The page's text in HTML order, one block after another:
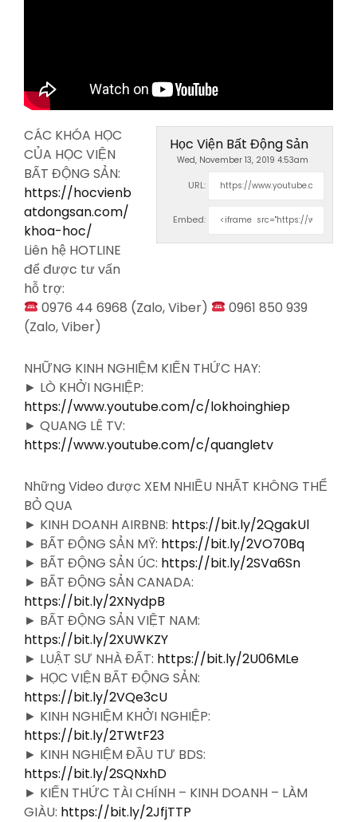
Học Viện Bất Động Sản
Wed, November 13, 2019 4:53am
URL:
Embed:
CÁC KHÓA HỌC
CỦA HỌC VIỆN
BẤT ĐỘNG SẢN:
https://hocvienb
atdongsan.com/
khoa-hoc/
Liên hệ HOTLINE
để được tư vấn
hỗ trợ:
0976 44 6968 (Zalo, Viber)
0961 850 939
(Zalo, Viber)
NHỮNG KINH NGHIỆM KIẾN THỨC HAY:
► LÒ KHỞI NGHIỆP:
https://www.youtube.com/c/lokhoinghiep
► QUANG LÊ TV:
https://www.youtube.com/c/quangletv
Những Video được XEM NHIỀU NHẤT KHÔNG THỂ
BỎ QUA
► KINH DOANH AIRBNB: https://bit.ly/2QgakUl
► BẤT ĐỘNG SẢN MỸ: https://bit.ly/2VO70Bq
► BẤT ĐỘNG SẢN ÚC: https://bit.ly/2SVa6Sn
► BẤT ĐỘNG SẢN CANADA:
https://bit.ly/2XNydpB
► BẤT ĐỘNG SẢN VIỆT NAM:
https://bit.ly/2XUWKZY
► LUẬT SƯ NHÀ ĐẤT: https://bit.ly/2U06MLe
► HỌC VIỆN BẤT ĐỘNG SẢN:
https://bit.ly/2VQe3cU
► KINH NGHIỆM KHỞI NGHIỆP:
https://bit.ly/2TWtF23
► KINH NGHIỆM ĐẦU TƯ BDS:
https://bit.ly/2SQNxhD
► KIẾN THỨC TÀI CHÍNH – KINH DOANH – LÀM
GIÀU: https://bit.ly/2JfjTTP